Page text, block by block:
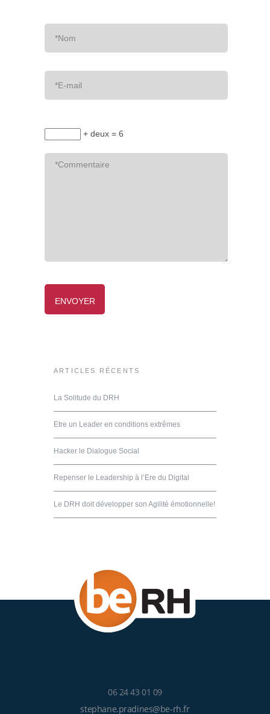
+ deux = 6
ARTICLES RÉCENTS
La Solitude du DRH
Etre un Leader en conditions extrêmes
Hacker le Dialogue Social
Repenser le Leadership à l’Ere du Digital
Le DRH doit développer son Agilité émotionnelle!
06 24 43 01 09
stephane.pradines@be-rh.fr